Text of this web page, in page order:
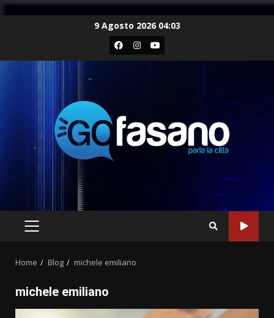
9 Agosto 2026 04:03
Facebook
Instagram
Youtube
PRIMARY
Home Blog michele emiliano
michele emiliano